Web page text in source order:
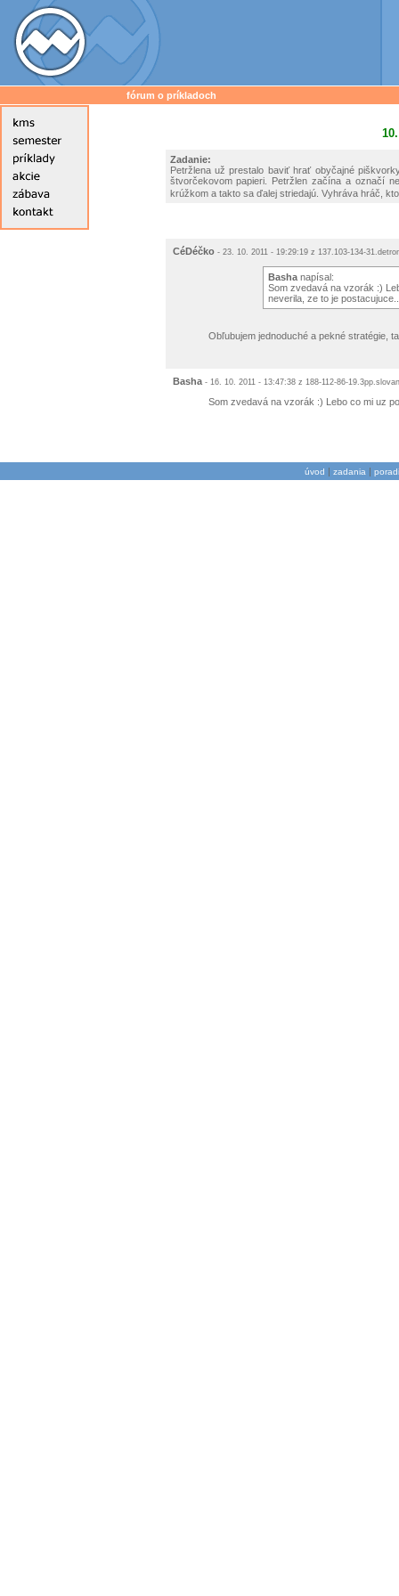
fórum o príkladoch
Zadanie:
Petržlena už prestalo baviť hrať obyčajné
štvorčekovom papieri. Petržlen začína a označí
krúžkom a takto sa ďalej striedajú. Vyhráva hráč,
CéDéčko - 23. 10. 2011 - 19:29:19 z 137.103-134-
Basha napísal:
Som zvedavá na vzorák :)
neverila, ze to je
Obľubujem jednoduché a pekné stratégie,
Basha - 16. 10. 2011 - 13:47:38 z 188-112-86-
Som zvedavá na vzorák :) Lebo co mi uz
úvod | zadania |